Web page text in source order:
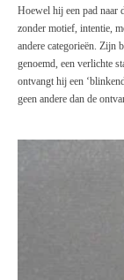
Hoewel hij een pad naar
zonder motief, intentie,
andere categorieën. Zijn
genoemd, een verlichte
ontvangt hij een
geen andere dan de